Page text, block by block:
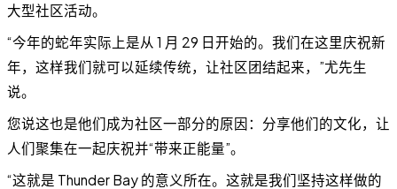
大型社区活动。
“今年的蛇年实际上是从 1 月 29 日开始的。我们在这里庆祝新
年，这样我们就可以延续传统，让社区团结起来，”尤先生
说。
您说这也是他们成为社区一部分的原因：分享他们的文化，让
人们聚集在一起庆祝并“带来正能量”。
“这就是 Thunder Bay 的意义所在。这就是我们坚持这样做的